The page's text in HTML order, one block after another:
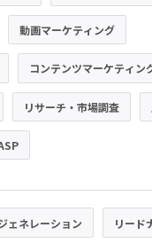
動画マーケティング
コンテンツマーケティン
リサーチ・市場調査
ェネレーション リード